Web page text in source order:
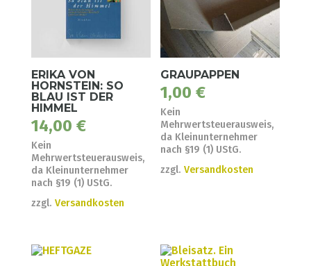
ERIKA VON
HORNSTEIN: SO
BLAU IST DER
HIMMEL
14,00 €
Kein
Mehrwertsteuerausweis,
da Kleinunternehmer
nach §19 (1) UStG.
zzgl. Versandkosten
GRAUPAPPEN
1,00€
Kein
Mehrwertsteuerausweis,
da Kleinunternehmer
nach §19 (1) UStG.
zzgl.Versandkosten